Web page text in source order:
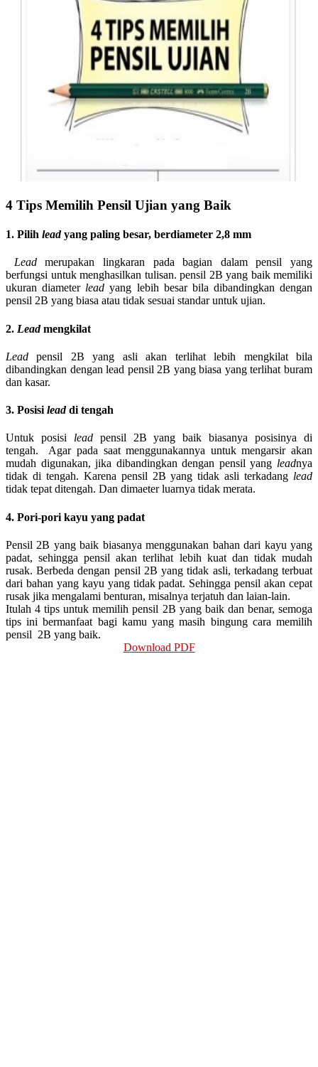
4 Tips Memilih Pensil Ujian yang Baik
1. Pilih leadyang paling besar, berdiameter 2,8 mm
Leadmerupakan lingkaran pada bagian dalam pensil yang
berfungsi untuk menghasilkan tulisan. pensil 2B yang baik memiliki
ukuran diameterlead yang lebih besar bila dibandingkan dengan
pensil 2B yang biasa atau tidak sesuai standar untuk ujian.
2. Leadmengkilat
Leadpensil 2B yang asli akan terlihat lebih mengkilat bila
dibandingkan dengan lead pensil 2B yang biasa yang terlihat buram
dan kasar.
3. Posisi leaddi tengah
Untuk posisi leadpensil 2B yang baik biasanya posisinya di
tengah. Agar pada saat menggunakannya untuk mengarsir akan
mudah digunakan, jika dibandingkan dengan pensil yang leadnya
tidak di tengah. Karena pensil 2B yang tidak asli terkadang lead
tidak tepat ditengah. Dan dimaeter luarnya tidak merata.
4. Pori-pori kayu yang padat
Pensil 2B yang baik biasanya menggunakan bahan dari kayu yang
padat, sehingga pensil akan terlihat lebih kuat dan tidak mudah
rusak. Berbeda dengan pensil 2B yang tidak asli, terkadang terbuat
dari bahan yang kayu yang tidak padat. Sehingga pensil akan cepat
rusak jika mengalami benturan, misalnya terjatuh dan laian-lain.
Itulah 4 tips untuk memilih pensil 2B yang baik dan benar, semoga
tips ini bermanfaat bagi kamu yang masih bingung cara memilih
pensil 2B yang baik.
Download PDF